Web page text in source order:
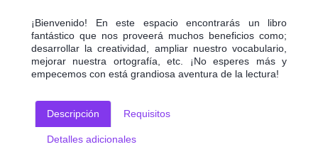
¡Bienvenido! En este espacio encontrarás un libro
fantástico que nos proveerá muchos beneficios como;
desarrollar la creatividad, ampliar nuestro vocabulario,
mejorar nuestra ortografía, etc. ¡No esperes más y
empecemos con está grandiosa aventura de la lectura!
Descripción Requisitos
Detalles adicionales